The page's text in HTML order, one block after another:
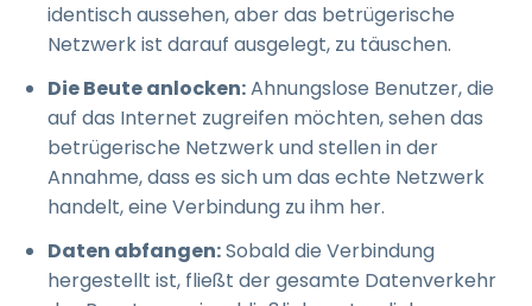
identisch aussehen, aber das betrügerische
Netzwerk ist darauf ausgelegt, zu täuschen.
Die Beute anlocken:Ahnungslose Benutzer, die
auf das Internet zugreifen möchten, sehen das
betrügerische Netzwerk und stellen in der
Annahme, dass es sich um das echte Netzwerk
handelt, eine Verbindung zu ihm her.
Daten abfangen:Sobald die Verbindung
hergestellt ist, fließt der gesamte Datenverkehr